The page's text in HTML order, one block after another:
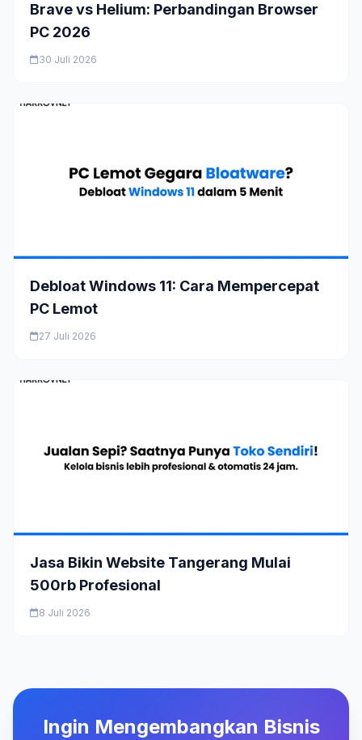
Brave vs Helium: Perbandingan Browser
PC 2026
30 Juli 2026
Debloat Windows 11: Cara Mempercepat
PC Lemot
27 Juli 2026
Jasa Bikin Website Tangerang Mulai
500rb Profesional
8 Juli 2026
Ingin Mengembangkan Bisnis